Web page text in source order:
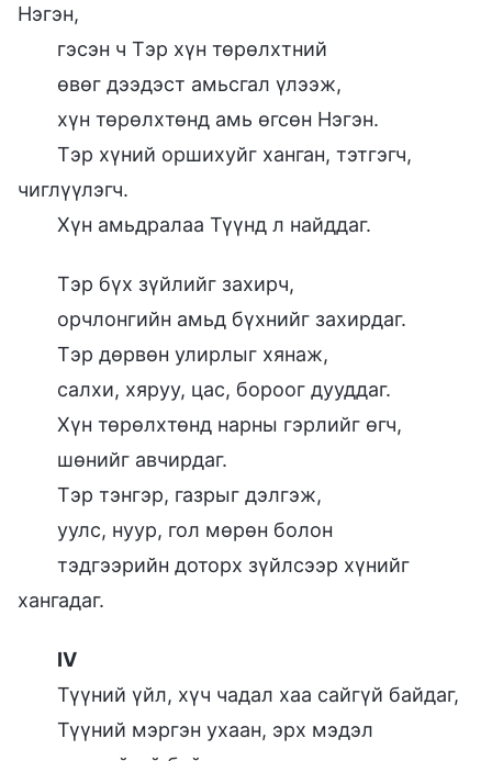
Нэгэн,
гэсэн ч Тэр хүн төрөлхтний
өвөг дээдэст амьсгал үлээж,
хүн төрөлхтөнд амь өгсөн Нэгэн.
Тэр хүний оршихуйг ханган, тэтгэгч,
чиглүүлэгч.
Хүн амьдралаа Түүнд л найддаг.
Тэр бүх зүйлийг захирч,
орчлонгийн амьд бүхнийг захирдаг.
Тэр дөрвөн улирлыг хянаж,
салхи, хяруу, цас, бороог дууддаг.
Хүн төрөлхтөнд нарны гэрлийг өгч,
шөнийг авчирдаг.
Тэр тэнгэр, газрыг дэлгэж,
уулс, нуур, гол мөрөн болон
тэдгээрийн доторх зүйлсээр хүнийг
хангадаг.
IV
Түүний үйл, хүч чадал хаа сайгүй байдаг,
Түүний мэргэн ухаан, эрх мэдэл